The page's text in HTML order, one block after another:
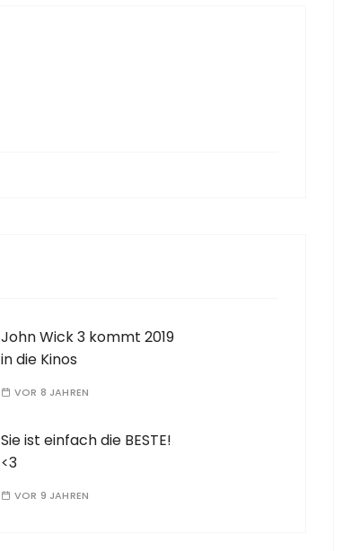
John Wick 3 kommt 2019
in die Kinos
VOR 8 JAHREN
Sie ist einfach die BESTE!
<3
VOR 9 JAHREN